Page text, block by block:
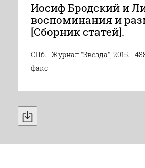
Иосиф Бродский и
воспоминания и
[Сборник статей].
СПб. : Журнал "Звезда", 2015. -
факс.